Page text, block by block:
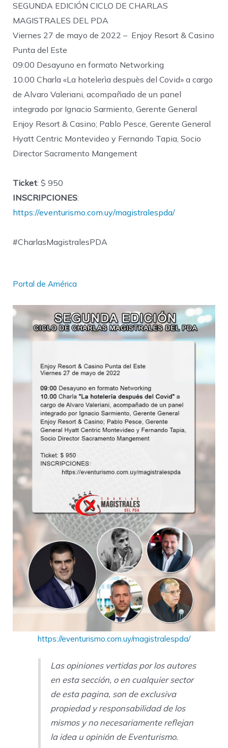
SEGUNDA EDICIÓN CICLO DE CHARLAS
MAGISTRALES DEL PDA
Viernes 27 de mayo de 2022 – Enjoy Resort & Casino
Punta del Este
09:00 Desayuno en formato Networking
10.00 Charla «La hotelerìa despuès del Covid» a cargo
de Alvaro Valeriani, acompañado de un panel
integrado por Ignacio Sarmiento, Gerente General
Enjoy Resort & Casino; Pablo Pesce, Gerente General
Hyatt Centric Montevideo y Fernando Tapia, Socio
Director Sacramento Mangement
Ticket: $ 950
INSCRIPCIONES:
https://eventurismo.com.uy/magistralespda/
#CharlasMagistralesPDA
Portal de América
https://eventurismo.com.uy/magistralespda/
Las opiniones vertidas por los autores
en esta sección, o en cualquier sector
de esta pagina, son de exclusiva
propiedad y responsabilidad de los
mismos y no necesariamente reflejan
la idea u opinión de Eventurismo.